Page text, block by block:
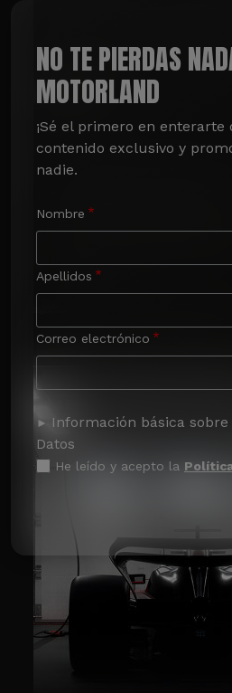
NO TE PIERDAS
MOTORLAND
¡Sé el primero en enterarte
contenido exclusivo y
nadie.
Nombre
Apellidos
Correo electrónico
Información básica
Datos
He leído y acepto la